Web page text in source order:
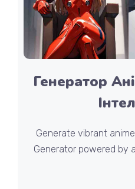
Генератор
Generate vibrant
Generator powered by